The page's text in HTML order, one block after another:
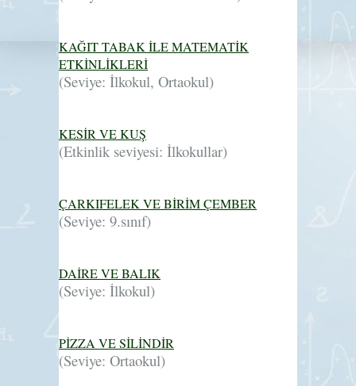
KAĞIT TABAK İLE MATEMATİK
ETKİNLİKLERİ
(Seviye: İlkokul, Ortaokul)
KESİR VE KUŞ
(Etkinlik seviyesi: İlkokullar)
ÇARKIFELEK VE BİRİM ÇEMBER
(Seviye: 9.sınıf)
DAİRE VE BALIK
(Seviye: İlkokul)
PİZZA VE SİLİNDİR
(Seviye: Ortaokul)